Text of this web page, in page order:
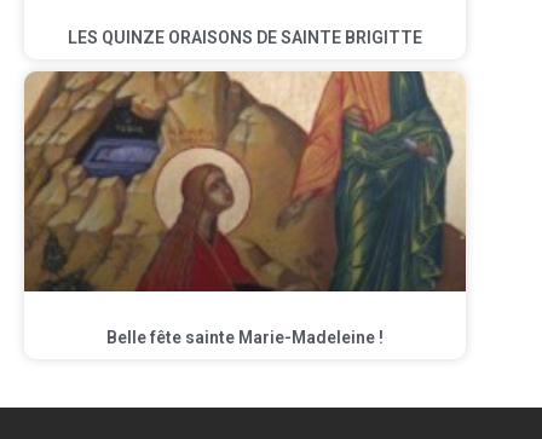
LES QUINZE ORAISONS DE SAINTE BRIGITTE
Belle fête sainte Marie-Madeleine !